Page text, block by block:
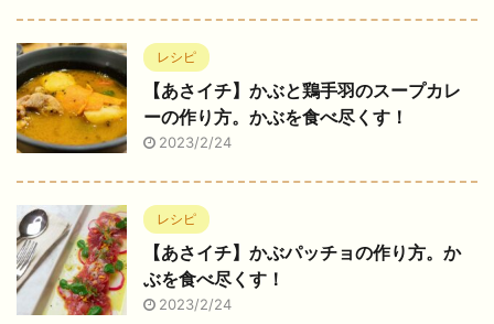
レシピ
【あさイチ】かぶと鶏手羽のスープカレ
ーの作り方。かぶを食べ尽くす！
2023/2/24
レシピ
【あさイチ】かぶパッチョの作り方。か
ぶを食べ尽くす！
2023/2/24